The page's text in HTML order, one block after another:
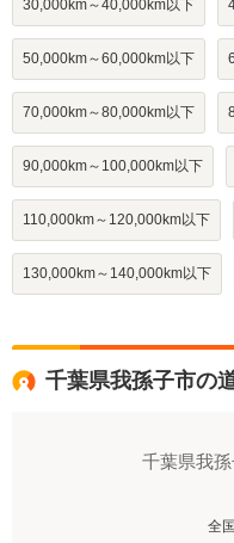
30,000km～40,000km以下
50,000km～60,000km以下
70,000km～80,000km以下
90,000km～100,000km以下
110,000km～120,000km以下
130,000km～140,000km以下
千葉県我孫子市の
千葉県我
全国